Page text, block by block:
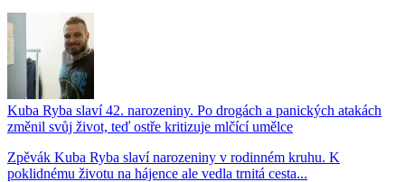
Kuba Ryba slaví 42. narozeniny. Po drogách a panických atakách
změnil svůj život, teď ostře kritizuje mlčící umělce
Zpěvák Kuba Ryba slaví narozeniny v rodinném kruhu. K
poklidnému životu na hájence ale vedla trnitá cesta...